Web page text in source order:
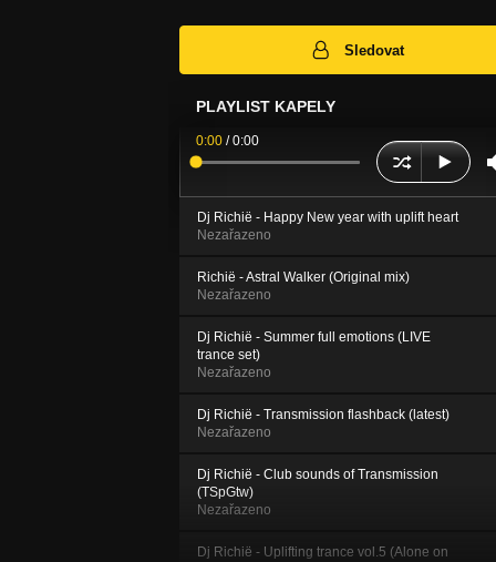
Sledovat
PLAYLIST KAPELY
0:00 /0:00
Dj Richië - Happy New year with uplift heart
Nezařazeno
Richië - Astral Walker (Original mix)
Nezařazeno
Dj Richië - Summer full emotions (LIVE
trance set)
Nezařazeno
Dj Richië - Transmission flashback (latest)
Nezařazeno
Dj Richië - Club sounds of Transmission
(TSpGtw)
Nezařazeno
Dj Richië - Uplifting trance vol.5 (Alone on